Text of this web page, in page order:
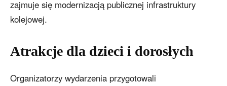
zajmuje się modernizacją publicznej infrastruktury
kolejowej.
Atrakcje dla dzieci i dorosłych
Organizatorzy wydarzenia przygotowali